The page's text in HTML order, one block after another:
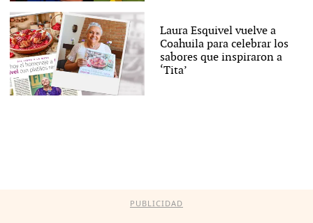
Laura Esquivel vuelve a
Coahuila para celebrar los
sabores que inspiraron a
‘Tita’
PUBLICIDAD